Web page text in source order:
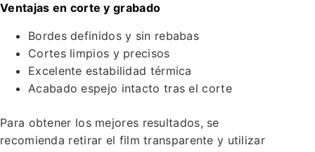
Ventajas en corte y grabado
Bordes definidos y sin rebabas
Cortes limpios y precisos
Excelente estabilidad térmica
Acabado espejo intacto tras el corte
Para obtener los mejores resultados, se
recomienda retirar el film transparente y utilizar